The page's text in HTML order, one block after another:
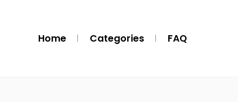
Home Categories FAQ